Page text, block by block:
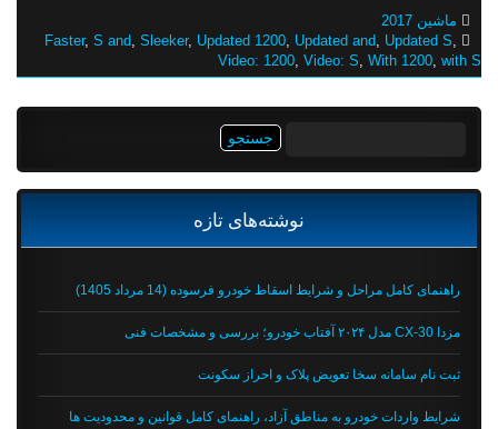
ماشین 2017
Faster,S and,Sleeker,Updated 1200,Updated and,Updated S
Video: 1200,Video: S,With 1200,with S
نوشته‌های تازه
راهنمای کامل مراحل و شرایط اسقاط خودرو فرسوده (14 مرداد 1405)
مزدا CX-30 مدل ۲۰۲۴ آفتاب خودرو؛ بررسی و مشخصات فنی
ثبت نام سامانه سخا تعویض پلاک و احراز سکونت
شرایط واردات خودرو به مناطق آزاد، راهنمای کامل قوانین و محدودیت ها